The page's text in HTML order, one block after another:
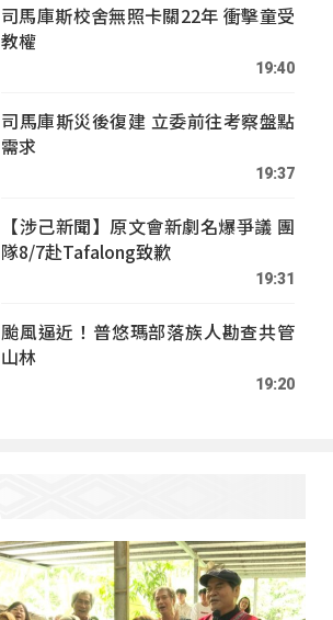
司馬庫斯校舍無照卡關22年 衝擊童受
教權
19:40
司馬庫斯災後復建 立委前往考察盤點
需求
19:37
【涉己新聞】原文會新劇名爆爭議 團
隊8/7赴Tafalong致歉
19:31
颱風逼近！普悠瑪部落族人勘查共管
山林
19:20